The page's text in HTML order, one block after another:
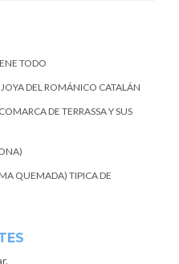
TODO
DEL ROMÁNICO CATALÁN
DE TERRASSA Y SUS
QUEMADA) TIPICA DE